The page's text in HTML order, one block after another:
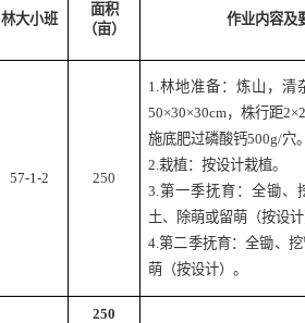
林大小班
面积
（亩）
作业内容及
57-1-2 250
1.林地准备：炼山，清
50×30×30cm，株行距2×
施底肥过磷酸钙500g/穴
2.栽植：按设计栽植。
3.第一季抚育：全锄、
土、除萌或留萌（按设
4.第二季抚育：全锄、
萌（按设计）。
250